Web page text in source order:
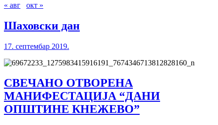
« авг
окт »
Шаховски дан
17. септембар 2019.
СВЕЧАНО ОТВОРЕНА
МАНИФЕСТАЦИЈА “ДАНИ
ОПШТИНЕ КНЕЖЕВО”